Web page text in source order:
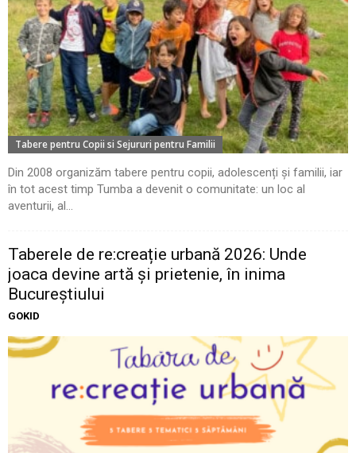
Tabere pentru Copii si Sejururi pentru Familii
Din 2008 organizăm tabere pentru copii, adolescenți și familii, iar
în tot acest timp Tumba a devenit o comunitate: un loc al
aventurii, al...
Taberele de re:creație urbană 2026: Unde
joaca devine artă și prietenie, în inima
Bucureștiului
GOKID